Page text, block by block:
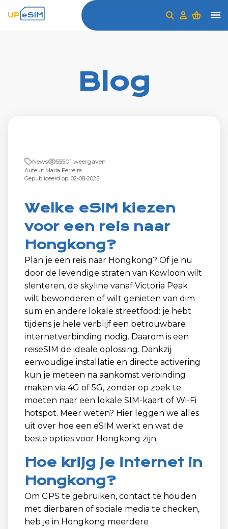
Blog
News 55501 weergaven
Auteur: Maria Ferreira
Gepubliceerd op: 02-08-2025
Welke eSIM kiezen
voor een reis naar
Hongkong?
Plan je een reis naar Hongkong? Of je nu
door de levendige straten van Kowloon wilt
slenteren, de skyline vanaf Victoria Peak
wilt bewonderen of wilt genieten van dim
sum en andere lokale streetfood: je hebt
tijdens je hele verblijf een betrouwbare
internetverbinding nodig. Daarom is een
reiseSIM de ideale oplossing. Dankzij
eenvoudige installatie en directe activering
kun je meteen na aankomst verbinding
maken via 4G of 5G, zonder op zoek te
moeten naar een lokale SIM-kaart of Wi-Fi
hotspot. Meer weten? Hier leggen we alles
uit over hoe een eSIM werkt en wat de
beste opties voor Hongkong zijn.
Hoe krijg je internet in
Hongkong?
Om GPS te gebruiken, contact te houden
met dierbaren of sociale media te checken,
heb je in Hongkong meerdere